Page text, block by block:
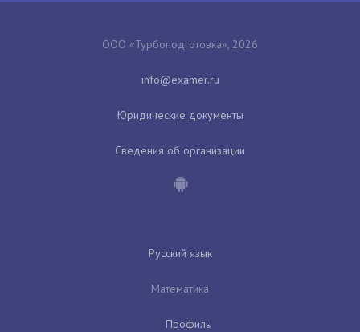
ООО «Турбоподготовка», 2026
Юридические документы
Сведения об организации
Русский язык
Математика
Профиль